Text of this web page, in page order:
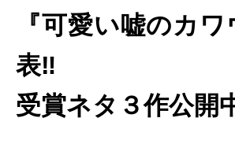
『可愛い嘘のカ
表‼
受賞ネタ３作公開